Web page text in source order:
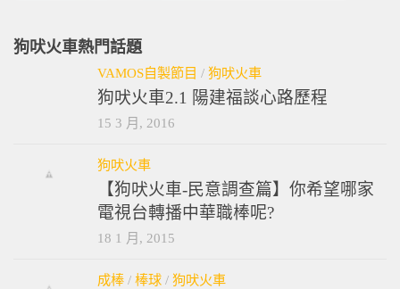
狗吠火車熱門話題
VAMOS自製節目 / 狗吠火車
狗吠火車2.1 陽建福談心路歷程
15 3 月, 2016
狗吠火車
【狗吠火車-民意調查篇】你希望哪家
電視台轉播中華職棒呢?
18 1 月, 2015
成棒 / 棒球 / 狗吠火車